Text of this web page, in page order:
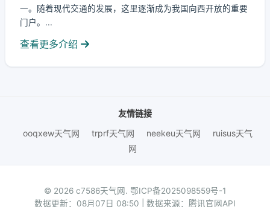
一。随着现代交通的发展，这里逐渐成为我国向西开放的重要
门户。...
查看更多介绍
友情链接
ooqxew天气网
trprf天气网 neekeu天气网
ruisus天气
网
© 2026 c7586天气网. 鄂ICP备2025098559号-1
数据更新：08月07日 08:50 | 数据来源：腾讯官网API